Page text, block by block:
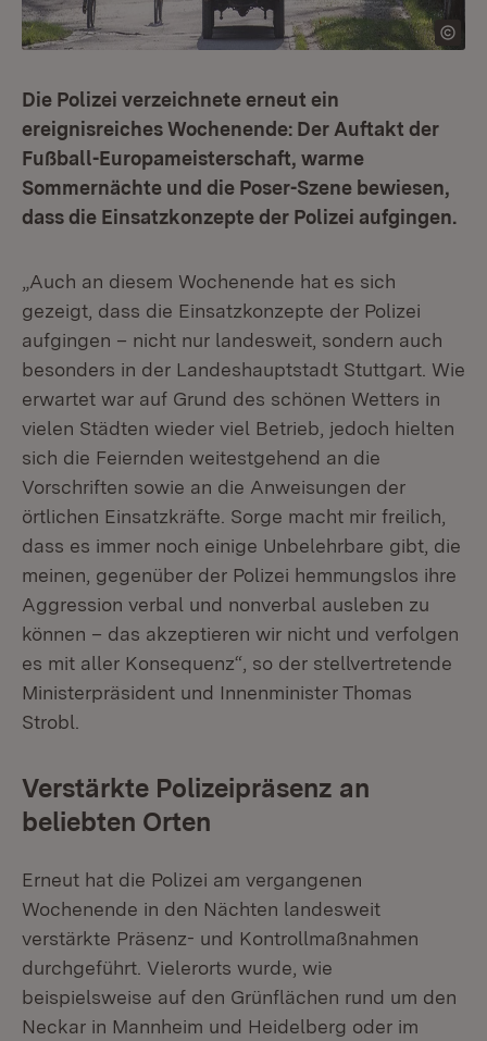
Die Polizei verzeichnete erneut ein
ereignisreiches Wochenende: Der Auftakt der
Fußball-Europameisterschaft, warme
Sommernächte und die Poser-Szene bewiesen,
dass die Einsatzkonzepte der Polizei aufgingen.
„Auch an diesem Wochenende hat es sich
gezeigt, dass die Einsatzkonzepte der Polizei
aufgingen – nicht nur landesweit, sondern auch
besonders in der Landeshauptstadt Stuttgart. Wie
erwartet war auf Grund des schönen Wetters in
vielen Städten wieder viel Betrieb, jedoch hielten
sich die Feiernden weitestgehend an die
Vorschriften sowie an die Anweisungen der
örtlichen Einsatzkräfte. Sorge macht mir freilich,
dass es immer noch einige Unbelehrbare gibt, die
meinen, gegenüber der Polizei hemmungslos ihre
Aggression verbal und nonverbal ausleben zu
können – das akzeptieren wir nicht und verfolgen
es mit aller Konsequenz“, so der stellvertretende
Ministerpräsident und Innenminister Thomas
Strobl.
Verstärkte Polizeipräsenz an
beliebten Orten
Erneut hat die Polizei am vergangenen
Wochenende in den Nächten landesweit
verstärkte Präsenz- und Kontrollmaßnahmen
durchgeführt. Vielerorts wurde, wie
beispielsweise auf den Grünflächen rund um den
Neckar in Mannheim und Heidelberg oder im